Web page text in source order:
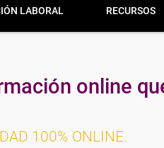
LABORAL RECURSOS
online
100% ONLINE.